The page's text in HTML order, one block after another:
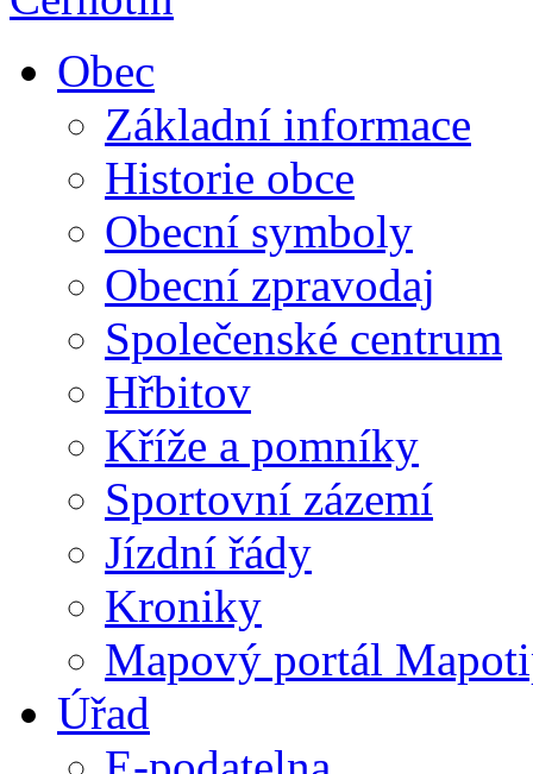
Obec
Základní informace
Historie obce
Obecní symboly
Obecní zpravodaj
Společenské centrum
Hřbitov
Kříže a pomníky
Sportovní zázemí
Jízdní řády
Kroniky
Mapový portál
Úřad